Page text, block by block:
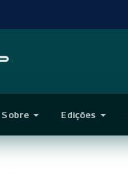
Sobre Edições